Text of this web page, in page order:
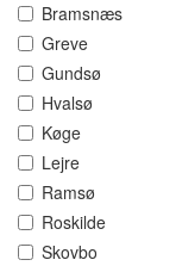
Bramsnæs
Greve
Gundsø
Hvalsø
Køge
Lejre
Ramsø
Roskilde
Skovbo